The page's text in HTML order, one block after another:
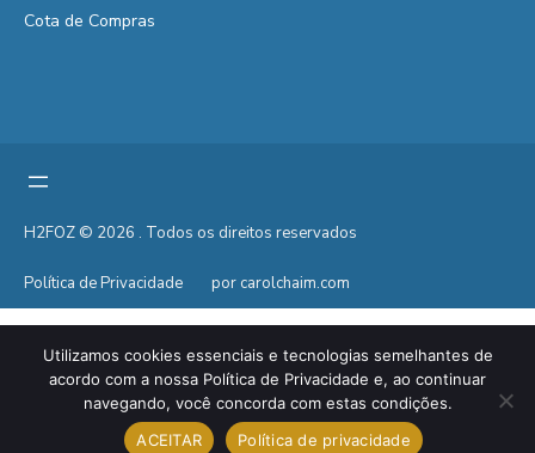
Cota de Compras
H2FOZ © 2026 . Todos os direitos reservados
Política de Privacidade por carolchaim.com
Utilizamos cookies essenciais e tecnologias semelhantes de
acordo com a nossa Política de Privacidade e, ao continuar
navegando, você concorda com estas condições.
ACEITAR
Política de privacidade